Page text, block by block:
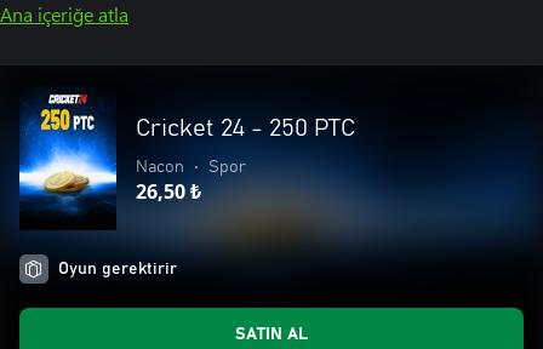
Ana içeriğe atla
Cricket 24 - 250 PTC
Nacon • Spor
26,50 ₺
Oyun gerektirir
SATIN AL